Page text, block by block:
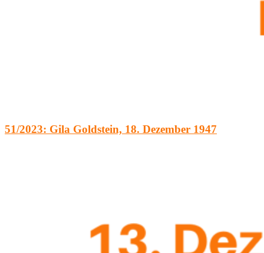
51/2023: Gila Goldstein, 18. Dezember 1947